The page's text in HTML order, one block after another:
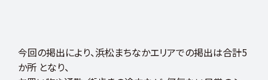
両
立
総
務
今回の掲出により、浜松まちなかエリアでの掲出は合計5
か所 となり、